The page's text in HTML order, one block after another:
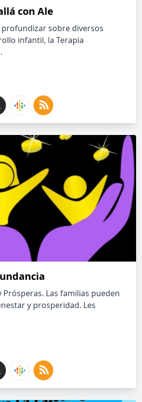
con Ale
profundizar sobre diversos
infantil, la Terapia
Prósperas. Las familias pueden
y prosperidad. Les